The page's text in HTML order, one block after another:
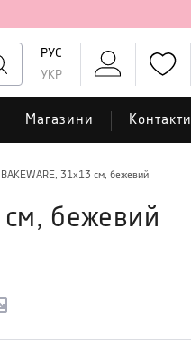
РУС
УКР
Магазини Контакти
31x13 см, бежевий
бежевий